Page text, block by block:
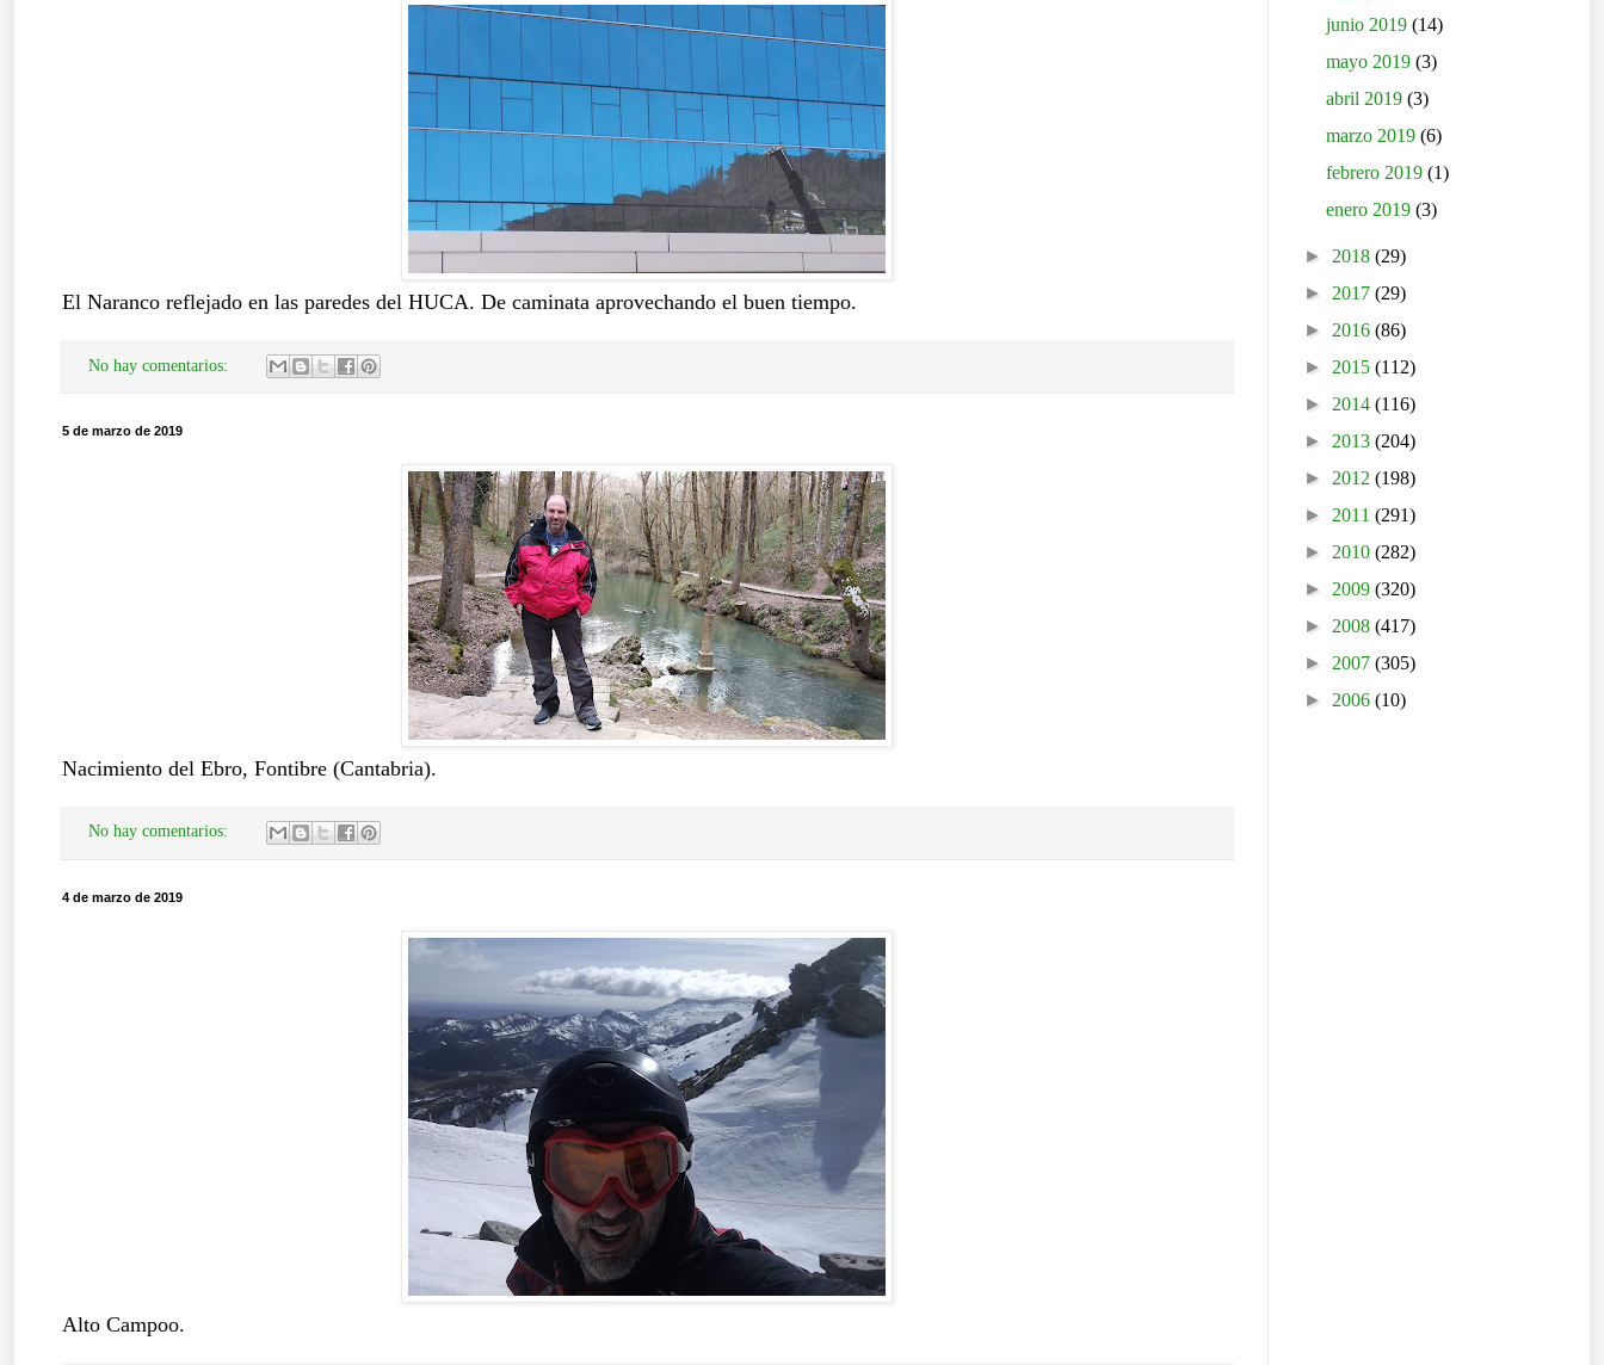
El Naranco reflejado en las paredes del HUCA. De caminata aprovechando el buen tiempo.
No hay comentarios:
5 de marzo de 2019
Nacimiento del Ebro, Fontibre (Cantabria).
No hay comentarios:
4 de marzo de 2019
Alto Campoo.
junio 2019(14)
mayo 2019(3)
abril 2019(3)
marzo 2019(6)
febrero 2019(1)
enero 2019(3)
► 2018 (29)
► 2017 (29)
► 2016 (86)
► 2015 (112)
► 2014 (116)
► 2013 (204)
► 2012 (198)
► 2011 (291)
► 2010 (282)
► 2009 (320)
► 2008 (417)
► 2007 (305)
► 2006 (10)